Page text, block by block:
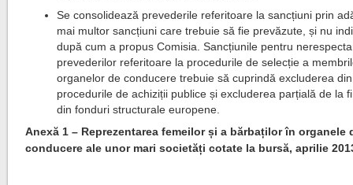
Se consolidează prevederile referitoare la sancțiuni prin
mai multor sancțiuni care trebuie să fie prevăzute, și nu
după cum a propus Comisia. Sancțiunile pentru
prevederilor referitoare la procedurile de selecție a
organelor de conducere trebuie să cuprindă excluderea din
procedurile de achiziții publice și excluderea parțială de la
din fonduri structurale europene.
Anexă 1 – Reprezentarea femeilor și a bărbaților în organele
conducere ale unor mari societăți cotate la bursă, aprilie